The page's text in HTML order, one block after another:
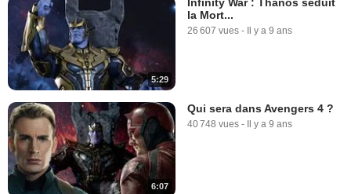
5:29
la Mort...
26 607 vues - Il y a 9 ans
6:07
Qui sera dans Avengers 4 ?
40 748 vues - Il y a 9 ans